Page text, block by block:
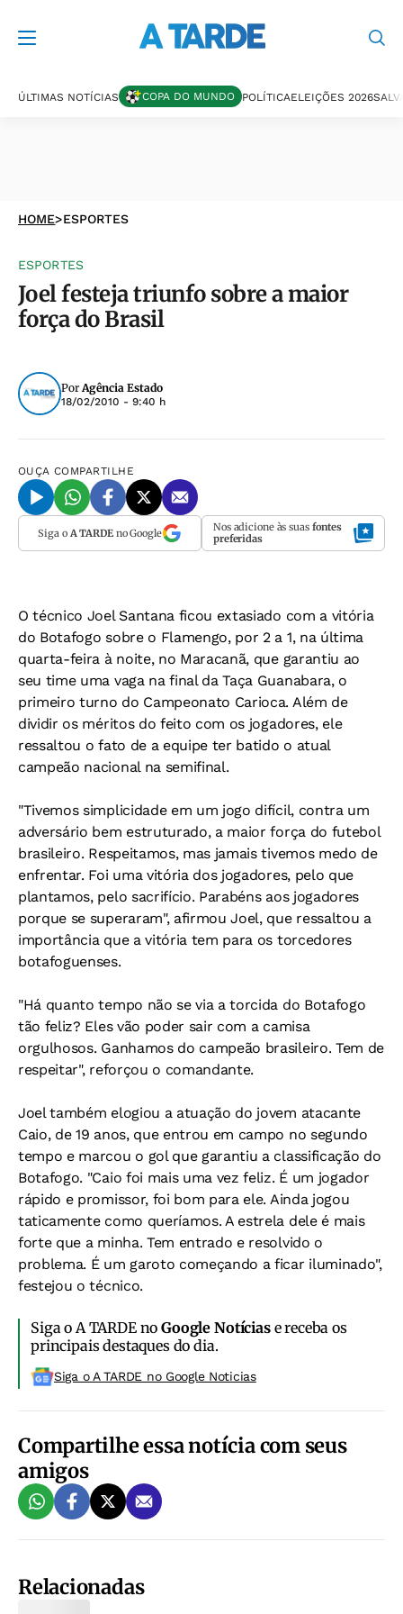
ÚLTIMAS NOTÍCIAS COPA DO MUNDO POLÍTICAELEIÇÕES 2026
HOME>ESPORTES
ESPORTES
Joel festeja triunfo sobre a maior
força do Brasil
PorAgência Estado
18/02/2010 - 9:40 h
OUÇA COMPARTILHE
Siga o A TARDEno Google Nos adicione às suas fontes
preferidas
O técnico Joel Santana ficou extasiado com a vitória
do Botafogo sobre o Flamengo, por 2 a 1, na última
quarta-feira à noite, no Maracanã, que garantiu ao
seu time uma vaga na final da Taça Guanabara, o
primeiro turno do Campeonato Carioca. Além de
dividir os méritos do feito com os jogadores, ele
ressaltou o fato de a equipe ter batido o atual
campeão nacional na semifinal.
"Tivemos simplicidade em um jogo difícil, contra um
adversário bem estruturado, a maior força do futebol
brasileiro. Respeitamos, mas jamais tivemos medo de
enfrentar. Foi uma vitória dos jogadores, pelo que
plantamos, pelo sacrifício. Parabéns aos jogadores
porque se superaram", afirmou Joel, que ressaltou a
importância que a vitória tem para os torcedores
botafoguenses.
"Há quanto tempo não se via a torcida do Botafogo
tão feliz? Eles vão poder sair com a camisa
orgulhosos. Ganhamos do campeão brasileiro. Tem de
respeitar", reforçou o comandante.
Joel também elogiou a atuação do jovem atacante
Caio, de 19 anos, que entrou em campo no segundo
tempo e marcou o gol que garantiu a classificação do
Botafogo. "Caio foi mais uma vez feliz. É um jogador
rápido e promissor, foi bom para ele. Ainda jogou
taticamente como queríamos. A estrela dele é mais
forte que a minha. Tem entrado e resolvido o
problema. É um garoto começando a ficar iluminado",
festejou o técnico.
Siga o A TARDE noGoogle Notíciase receba os
principais destaques do dia.
Siga o A TARDE no Google Noticias
Compartilhe essa notícia com seus
amigos
Relacionadas